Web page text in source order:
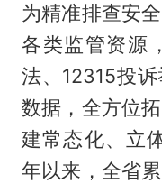
为精准排查安
各类监管资源
法、12315投
数据，全方位
建常态化、立
年以来，全省